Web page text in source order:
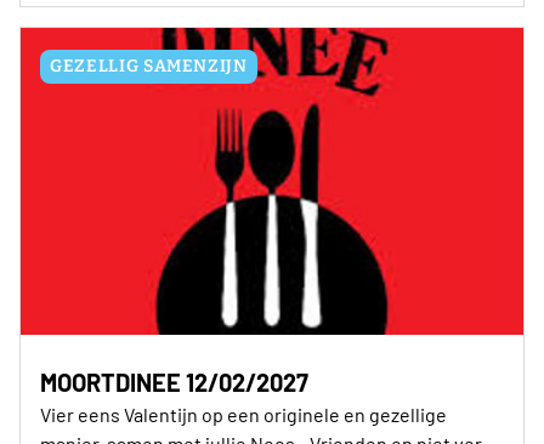
GEZELLIG SAMENZIJN
MOORTDINEE 12/02/2027
Vier eens Valentijn op een originele en gezellige